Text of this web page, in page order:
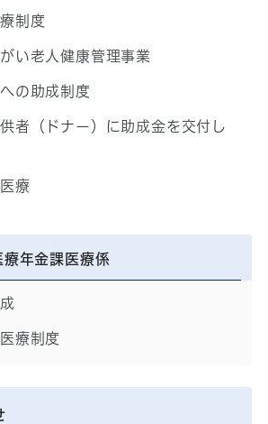
制度
い老人健康管理事業
の助成制度
者（ドナー）に助成金を交付し
療
年金課医療係
療制度